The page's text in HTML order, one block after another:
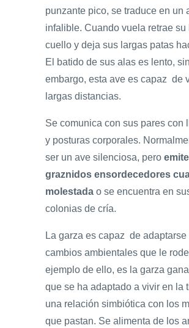
punzante pico, se traduce en un
infalible. Cuando vuela retrae su
cuello y deja sus largas patas
El batido de sus alas es lento, sin
embargo, esta ave es capaz de
largas distancias.
Se comunica con sus pares con
y posturas corporales.
ser un ave silenciosa, pero emite
graznidos ensordecedores
molestada o se encuentra en
colonias de cría.
La garza es capaz de adaptarse
cambios ambientales que le
ejemplo de ello, es la garza
que se ha adaptado a vivir en la
una relación simbiótica con los
que pastan. Se alimenta de los